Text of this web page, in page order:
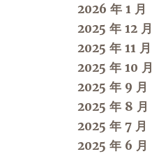
2026 年 1 月
2025 年 12 月
2025 年 11 月
2025 年 10 月
2025 年 9 月
2025 年 8 月
2025 年 7 月
2025 年 6 月